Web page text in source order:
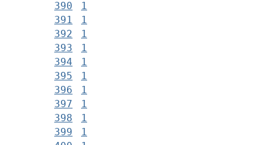
390
1
391
1
392
1
393
1
394
1
395
1
396
1
397
1
398
1
399
1